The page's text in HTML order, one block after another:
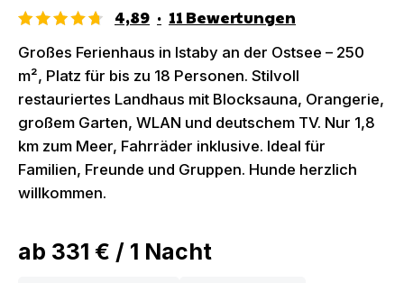
4,89 · 11 Bewertungen
Großes Ferienhaus in Istaby an der Ostsee – 250
m², Platz für bis zu 18 Personen. Stilvoll
restauriertes Landhaus mit Blocksauna, Orangerie,
großem Garten, WLAN und deutschem TV. Nur 1,8
km zum Meer, Fahrräder inklusive. Ideal für
Familien, Freunde und Gruppen. Hunde herzlich
willkommen.
ab 331 € / 1 Nacht